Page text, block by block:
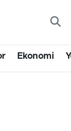
Ekonomi